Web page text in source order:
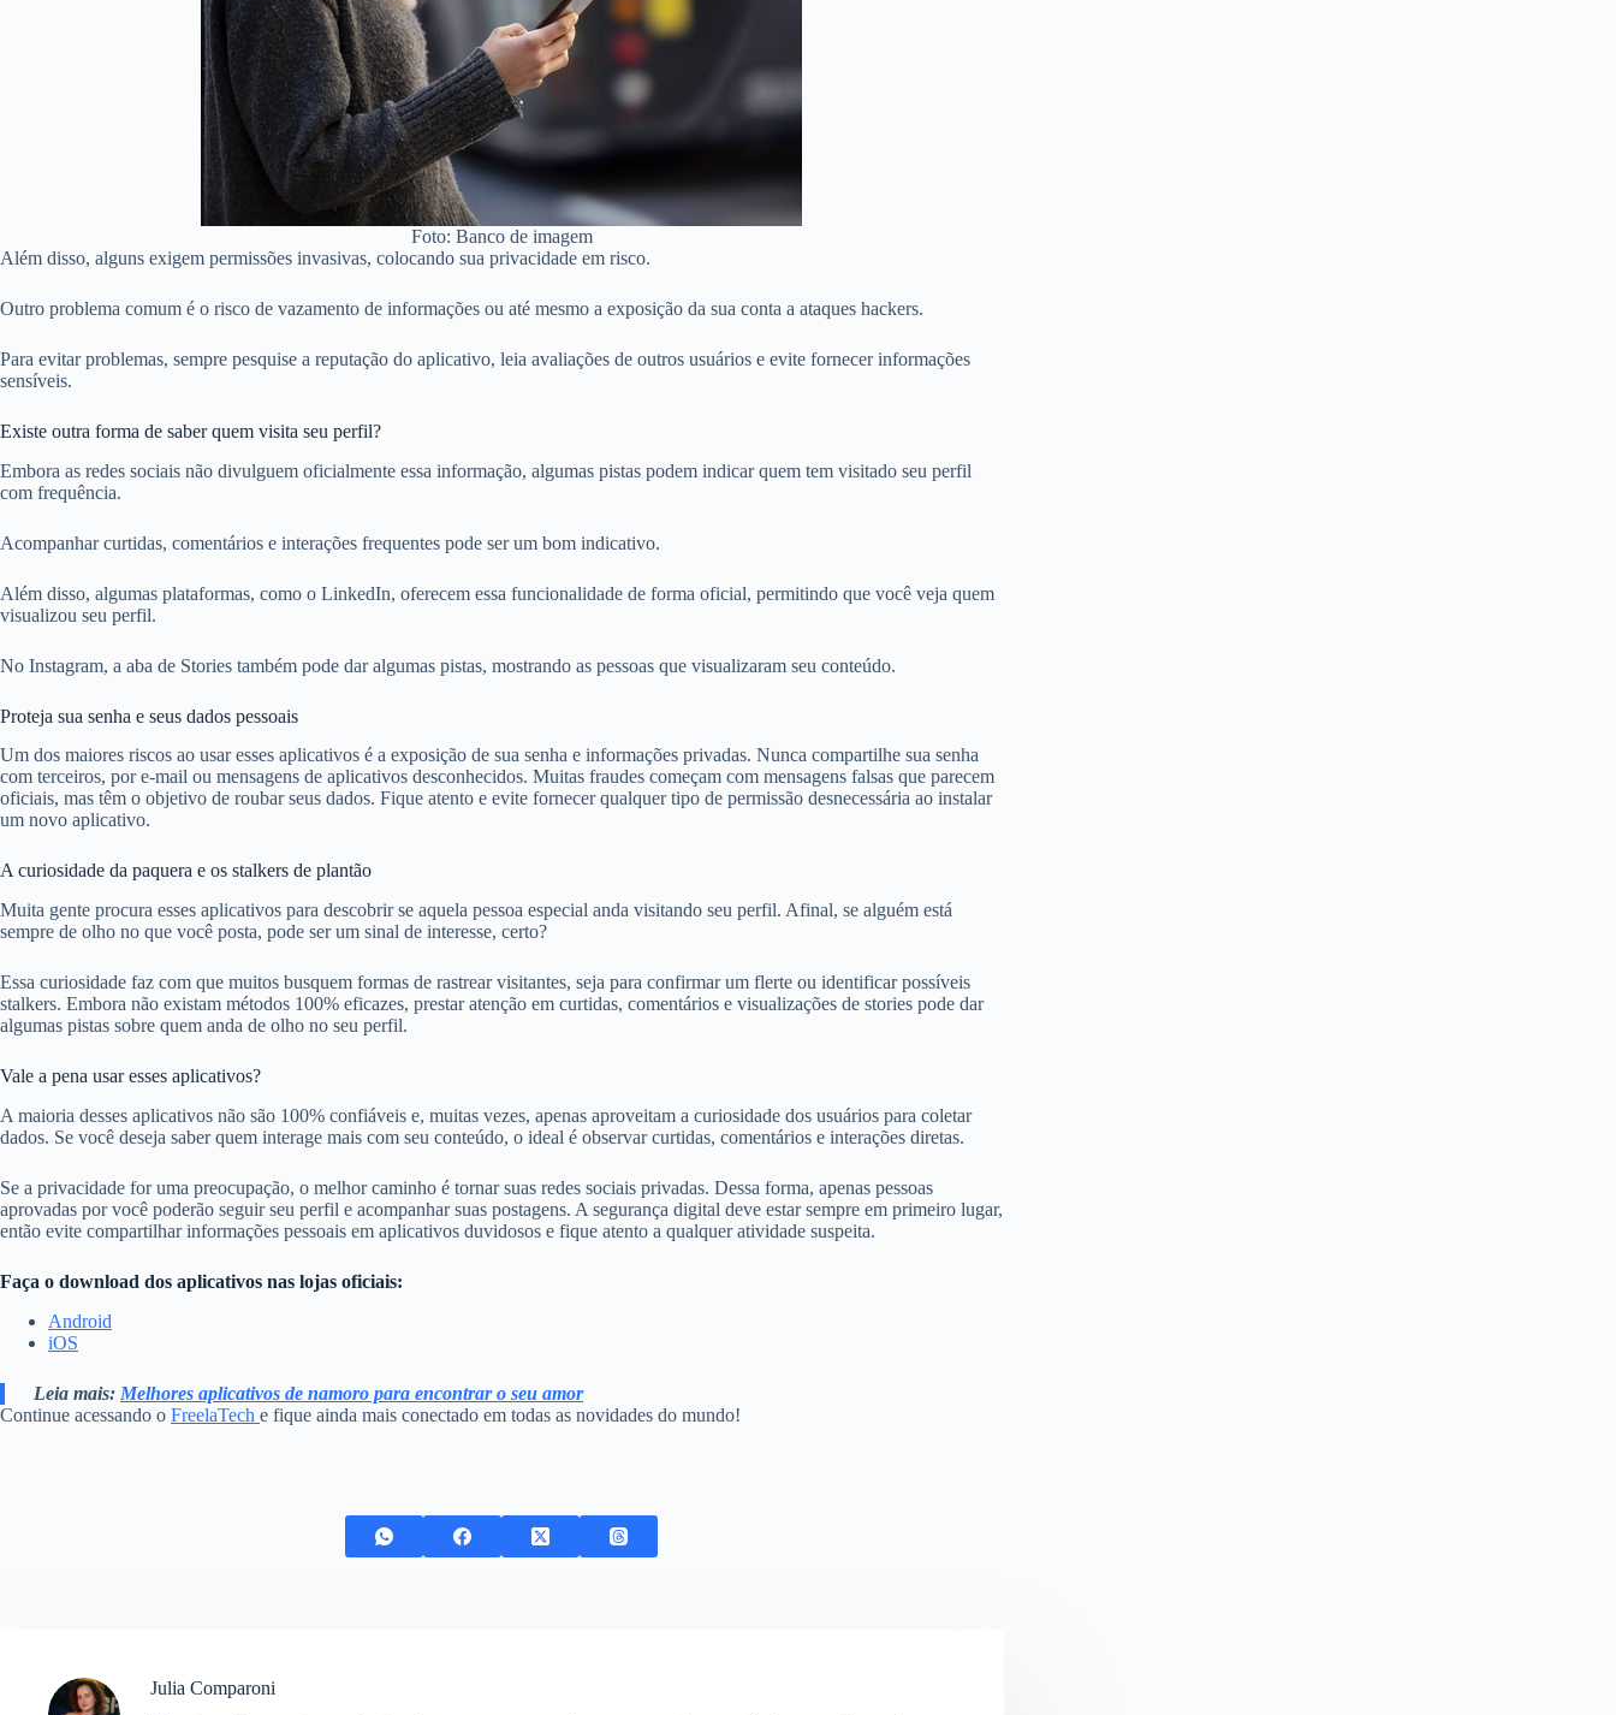
Foto: Banco de imagem
Além disso, alguns exigem permissões invasivas, colocando sua privacidade em risco.
Outro problema comum é o risco de vazamento de informações ou até mesmo a exposição da sua conta a ataques hackers.
Para evitar problemas, sempre pesquise a reputação do aplicativo, leia avaliações de outros usuários e evite fornecer informações
sensíveis.
Existe outra forma de saber quem visita seu perfil?
Embora as redes sociais não divulguem oficialmente essa informação, algumas pistas podem indicar quem tem visitado seu perfil
com frequência.
Acompanhar curtidas, comentários e interações frequentes pode ser um bom indicativo.
Além disso, algumas plataformas, como o LinkedIn, oferecem essa funcionalidade de forma oficial, permitindo que você veja quem
visualizou seu perfil.
No Instagram, a aba de Stories também pode dar algumas pistas, mostrando as pessoas que visualizaram seu conteúdo.
Proteja sua senha e seus dados pessoais
Um dos maiores riscos ao usar esses aplicativos é a exposição de sua senha e informações privadas. Nunca compartilhe sua senha
com terceiros, por e-mail ou mensagens de aplicativos desconhecidos. Muitas fraudes começam com mensagens falsas que parecem
oficiais, mas têm o objetivo de roubar seus dados. Fique atento e evite fornecer qualquer tipo de permissão desnecessária ao instalar
um novo aplicativo.
A curiosidade da paquera e os stalkers de plantão
Muita gente procura esses aplicativos para descobrir se aquela pessoa especial anda visitando seu perfil. Afinal, se alguém está
sempre de olho no que você posta, pode ser um sinal de interesse, certo?
Essa curiosidade faz com que muitos busquem formas de rastrear visitantes, seja para confirmar um flerte ou identificar possíveis
stalkers. Embora não existam métodos 100% eficazes, prestar atenção em curtidas, comentários e visualizações de stories pode dar
algumas pistas sobre quem anda de olho no seu perfil.
Vale a pena usar esses aplicativos?
A maioria desses aplicativos não são 100% confiáveis e, muitas vezes, apenas aproveitam a curiosidade dos usuários para coletar
dados. Se você deseja saber quem interage mais com seu conteúdo, o ideal é observar curtidas, comentários e interações diretas.
Se a privacidade for uma preocupação, o melhor caminho é tornar suas redes sociais privadas. Dessa forma, apenas pessoas
aprovadas por você poderão seguir seu perfil e acompanhar suas postagens. A segurança digital deve estar sempre em primeiro lugar,
então evite compartilhar informações pessoais em aplicativos duvidosos e fique atento a qualquer atividade suspeita.
Faça o download dos aplicativos nas lojas oficiais:
Android
iOS
Leia mais: Melhores aplicativos de namoro para encontrar o seu amor
Continue acessando o FreelaTech e fique ainda mais conectado em todas as novidades do mundo!
Julia Comparoni